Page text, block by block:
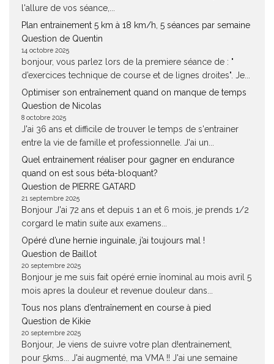
l'allure de vos séance,...
Plan entrainement 5 km à 18 km/h, 5 séances par semaine
Question de Quentin
14 octobre 2025
bonjour, vous parlez lors de la premiere séance de : "
d’exercices technique de course et de lignes droites". Je...
Optimiser son entraînement quand on manque de temps
Question de Nicolas
8 octobre 2025
J'ai 36 ans et difficile de trouver le temps de s'entrainer
entre la vie de famille et professionnelle. J'ai un...
Quel entrainement réaliser pour gagner en endurance
quand on est sous béta-bloquant?
Question de PIERRE GATARD
21 septembre 2025
Bonjour J'ai 72 ans et depuis 1 an et 6 mois, je prends 1/2
corgard le matin suite aux examens...
Opéré d’une hernie inguinale, j’ai toujours mal !
Question de Baillot
20 septembre 2025
Bonjour je me suis fait opéré ernie înominal au mois avril 5
mois apres la douleur et revenue douleur dans...
Tous nos plans d’entraînement en course à pied
Question de Kikie
20 septembre 2025
Bonjour, Je viens de suivre votre plan d!entrainement,
pour 5kms... J'ai augmenté, ma VMA !! J'ai une semaine